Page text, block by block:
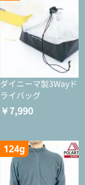
ダイニーマ製3Wayド
ライバッグ
￥7,990
124g